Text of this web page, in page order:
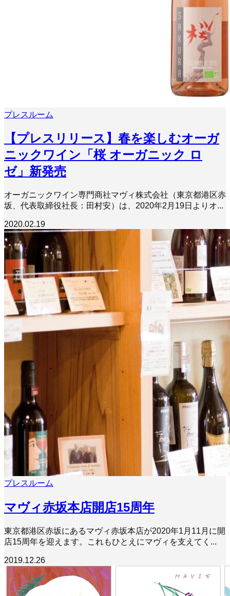
プレスルーム
【プレスリリース】春を楽しむオーガ
ニックワイン「桜 オーガニック ロ
ゼ」新発売
オーガニックワイン専門商社マヴィ株式会社（東京都港区赤
坂、代表取締役社長：田村安）は、2020年2月19日よりオ...
2020.02.19
プレスルーム
マヴィ赤坂本店開店15周年
東京都港区赤坂にあるマヴィ赤坂本店が2020年1月11月に開
店15周年を迎えます。これもひとえにマヴィを支えてく...
2019.12.26